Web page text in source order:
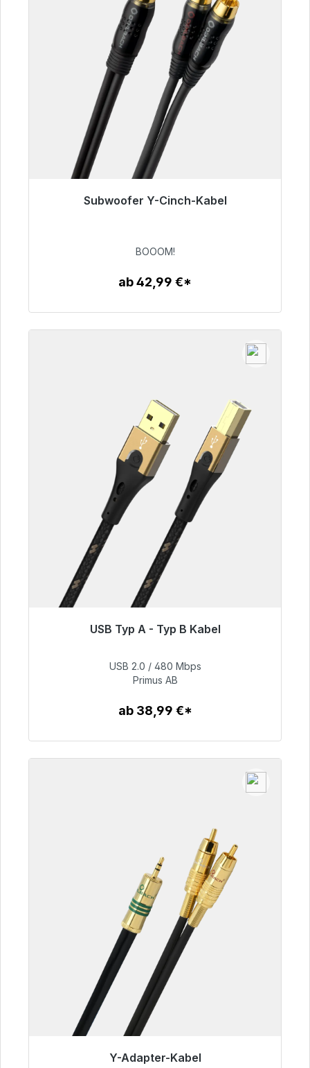
Subwoofer Y-Cinch-Kabel
53,49 €
BOOOM!
ab 42,99 €*
USB Typ A - Typ B Kabel
76,99 €
USB 2.0 / 480 Mbps
Primus AB
ab 38,99 €*
Y-Adapter-Kabel